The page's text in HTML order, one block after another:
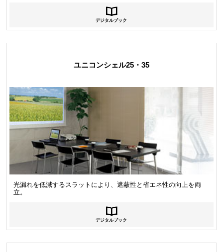
デジタルブック
ユニコンシェル25・35
光漏れを低減するスラットにより、遮蔽性と省エネ性の向上を両
立。
デジタルブック